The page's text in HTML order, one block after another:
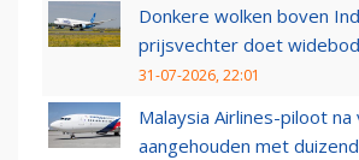
Donkere wolken boven
prijsvechter doet
31-07-2026, 22:01
Malaysia Airlines-piloot na
aangehouden met